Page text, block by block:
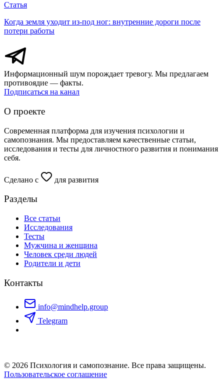
Статья
Когда земля уходит из-под ног: внутренние дороги после
потери работы
Информационный шум порождает тревогу. Мы предлагаем
противоядие — факты.
Подписаться на канал
О проекте
Современная платформа для изучения психологии и
самопознания. Мы предоставляем качественные статьи,
исследования и тесты для личностного развития и понимания
себя.
Сделано с для развития
Разделы
Все статьи
Исследования
Тесты
Мужчина и женщина
Человек среди людей
Родители и дети
Контакты
info@mindhelp.group
Telegram
© 2026 Психология и самопознание. Все права защищены.
Пользовательское соглашение